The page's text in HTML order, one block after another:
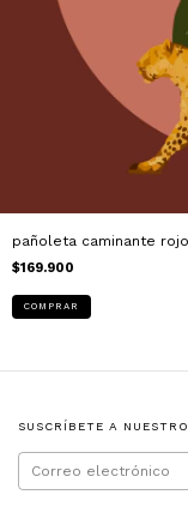
pañoleta caminante rojo
$169.900
SUSCRÍBETE A